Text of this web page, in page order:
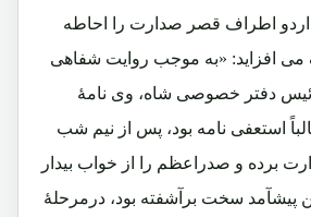
اردو اطراف قصر صدارت را احاطه
می افزاید: «به موجب روایت شفاهی
دفتر خصوصی شاه، وی نامۀ
استعفی نامه بود، پس از نیم شب
برده و صدراعظم را از خواب بیدار
پیشآمد سخت برآشفته بود، درمرحلۀ